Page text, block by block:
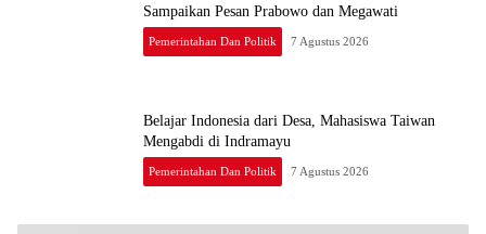
Sampaikan Pesan Prabowo dan Megawati
Pemerintahan Dan Politik 7 Agustus 2026
Belajar Indonesia dari Desa, Mahasiswa Taiwan
Pemerintahan Dan Politik 7 Agustus 2026